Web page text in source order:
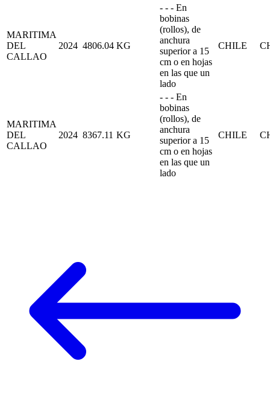
MARITIMA
DEL
CALLAO
2024 4806.04 KG
- - - En
bobinas
(rollos), de
anchura
superior a 15
cm o en hojas
en las que un
lado
CHILE
MARITIMA
DEL
CALLAO
2024 8367.11 KG
- - - En
bobinas
(rollos), de
anchura
superior a 15
cm o en hojas
en las que un
lado
CHILE